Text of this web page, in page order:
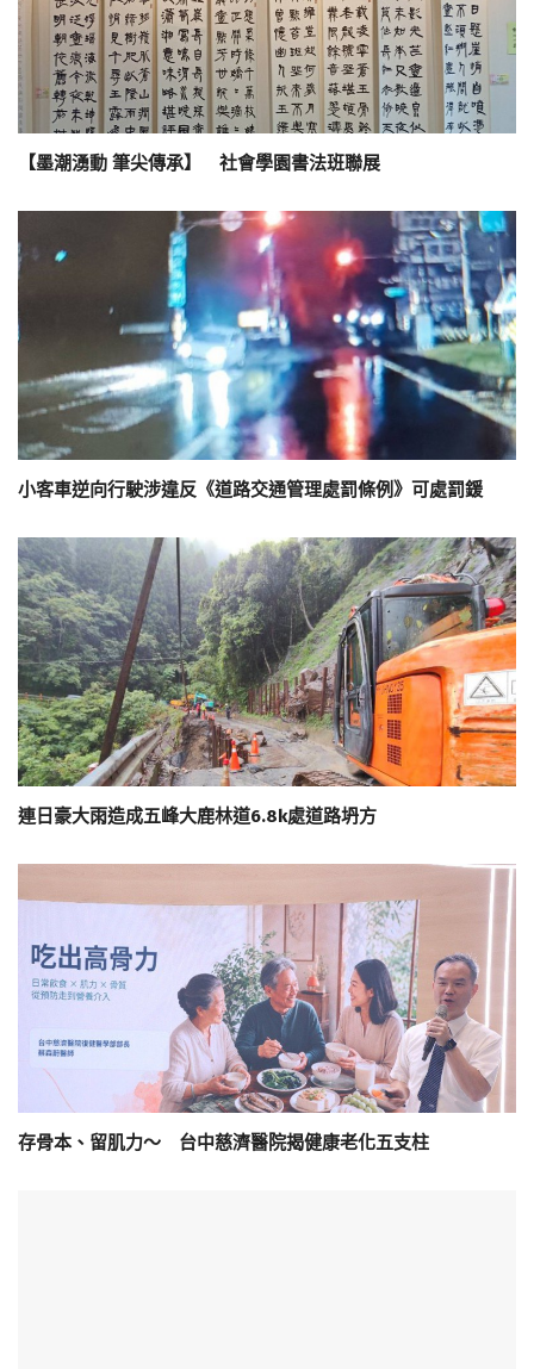
【墨潮湧動 筆尖傳承】 社會學園書法班聯展
小客車逆向行駛涉違反《道路交通管理處罰條例》可處罰鍰
連日豪大雨造成五峰大鹿林道6.8k處道路坍方
存骨本、留肌力～ 台中慈濟醫院揭健康老化五支柱